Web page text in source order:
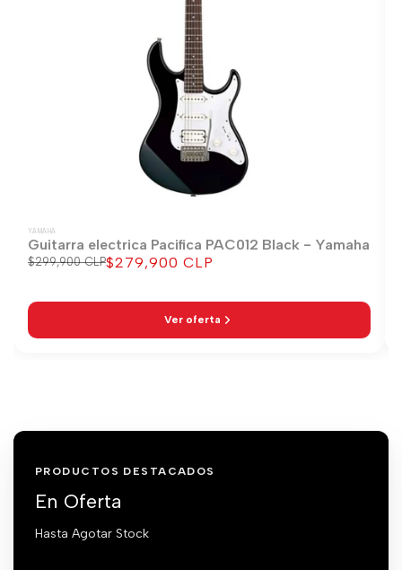
YAMAHA
Guitarra electrica Pacifica PAC012 Black - Yamaha
Precio
$299,900 CLPPrecio
$279,900 CLP
Ver oferta
PRODUCTOS DESTACADOS
En Oferta
Hasta Agotar Stock